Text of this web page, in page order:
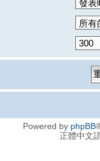
Powered by phpBB
正體中文